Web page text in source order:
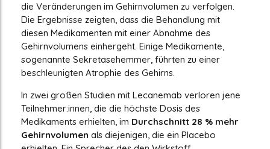
die Veränderungen im Gehirnvolumen zu verfolgen.
Die Ergebnisse zeigten, dass die Behandlung mit
diesen Medikamenten mit einer Abnahme des
Gehirnvolumens einhergeht. Einige Medikamente,
sogenannte Sekretasehemmer, führten zu einer
beschleunigten Atrophie des Gehirns.
In zwei großen Studien mit Lecanemab verloren jene
Teilnehmer:innen, die die höchste Dosis des
Medikaments erhielten, im Durchschnitt 28 % mehr
Gehirnvolumen als diejenigen, die ein Placebo